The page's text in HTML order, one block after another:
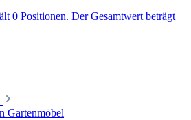
0 Positionen. Der Gesamtwert beträgt
Gartenmöbel